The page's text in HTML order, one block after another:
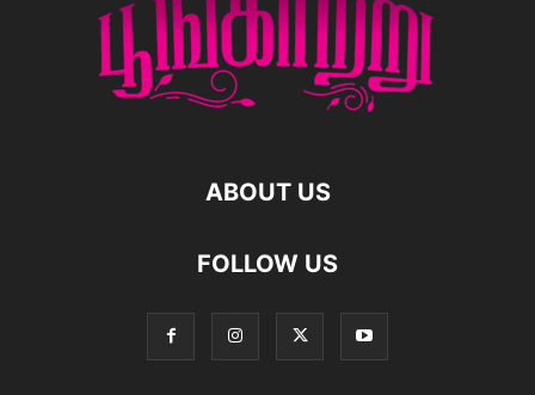
ABOUT US
FOLLOW US